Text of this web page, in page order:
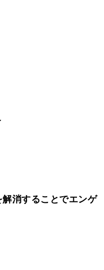
消することでエンゲ